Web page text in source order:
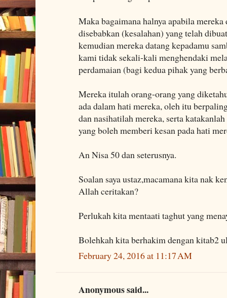
Maka bagaimana halnya apabila
disebabkan (kesalahan) yang telah
kemudian mereka datang kepadamu
kami tidak sekali-kali menghendaki
perdamaian (bagi kedua pihak yang
Mereka itulah orang-orang yang
ada dalam hati mereka, oleh itu
dan nasihatilah mereka, serta
yang boleh memberi kesan pada hati
An Nisa 50 dan seterusnya.
Soalan saya ustaz,macamana kita nak
Allah ceritakan?
Perlukah kita mentaati taghut yang
Bolehkah kita berhakim dengan kitab2
February 24, 2016 at 11:17 AM
Anonymous said...